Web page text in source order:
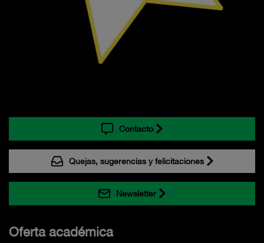
Contacto
Quejas, sugerencias y felicitaciones
Newsletter
Oferta académica